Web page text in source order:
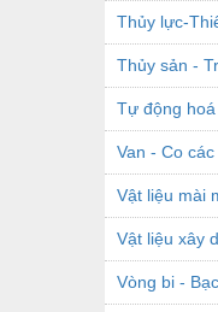
Thủy lực-
Thủy sản -
Tự động hoá
Van - Co
Vật liệu mài
Vật liệu xây
Vòng bi -